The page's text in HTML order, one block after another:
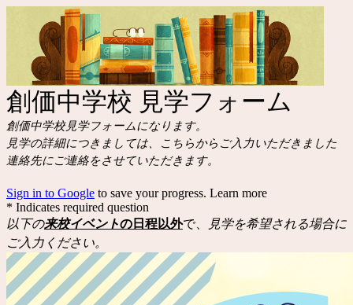
創価中学校 見学フォーム
創価中学校見学フォームになります。
見学の詳細につきましては、こちらからご入力いただきました
連絡先にご連絡をさせていただきます。
Sign in to Google to save your progress. Learn more
* Indicates required question
以下の来校イベントの日程以外で、
見学を希望される場合に
ご入力ください。